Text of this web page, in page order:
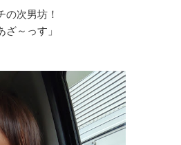
の次男坊！
～っす」